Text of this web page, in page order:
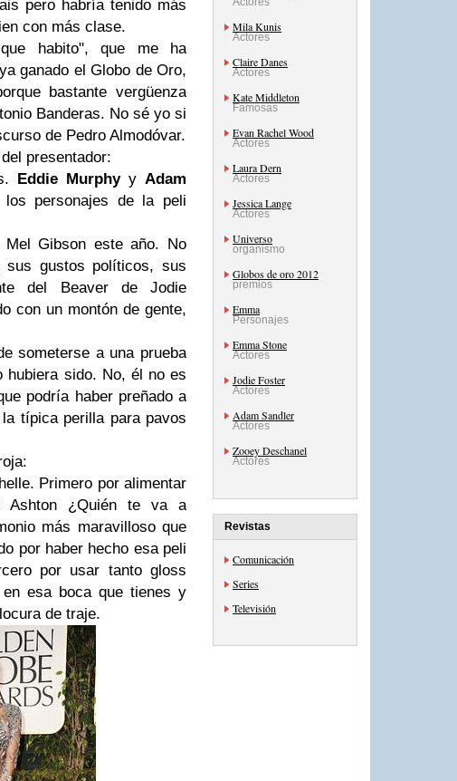
pero habría tenido más
con más clase.
habito", que me ha
ganado el Globo de Oro,
bastante vergüenza
Banderas. No sé yo si
de Pedro Almodóvar.
presentador:
Eddie Murphy yAdam
personajes de la peli
Mel Gibson este año. No
sus gustos políticos, sus
del BeaverdeJodie
con un montón de gente,
someterse a una prueba
hubiera sido. No, él no es
podría haber preñado a
típica perilla para pavos
. Primero por alimentar
Ashton ¿Quién te va a
más maravilloso que
por haber hecho esa peli
por usar tanto gloss
esa boca que tienes y
de traje.
Mila Kunis
Actores
Claire Danes
Actores
Kate Middleton
Famosas
Evan Rachel Wood
Actores
Laura Dern
Actores
Jessica Lange
Actores
Universo
organismo
Globos de oro 2012
premios
Emma
Personajes
Emma Stone
Actores
Jodie Foster
Actores
Adam Sandler
Actores
Zooey Deschanel
Actores
Revistas
Comunicación
Series
Televisión